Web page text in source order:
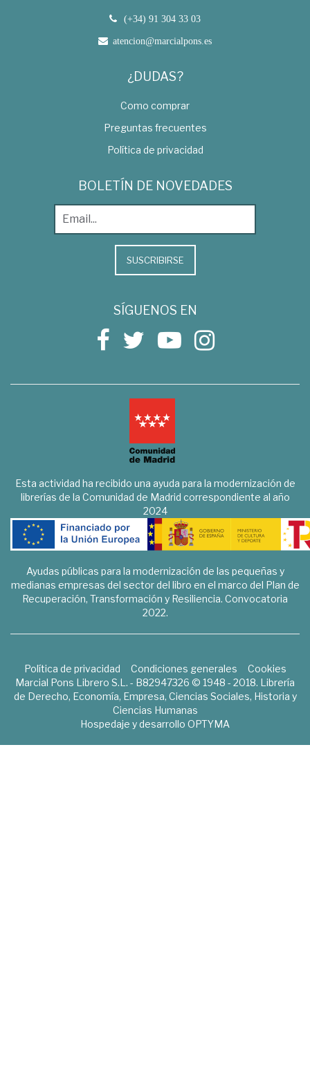
(+34) 91 304 33 03
atencion@marcialpons.es
¿DUDAS?
Como comprar
Preguntas frecuentes
Política de privacidad
BOLETÍN DE NOVEDADES
SUSCRIBIRSE
SÍGUENOS EN
Esta actividad ha recibido una ayuda para la modernización de
librerías de la Comunidad de Madrid correspondiente al año
2024
Ayudas públicas para la modernización de las pequeñas y
medianas empresas del sector del libro en el marco del Plan de
Recuperación, Transformación y Resiliencia. Convocatoria
2022.
Política de privacidad Condiciones generales
Cookies
Marcial Pons Librero S.L. - B82947326 © 1948 - 2018. Librería
de Derecho, Economía, Empresa, Ciencias Sociales, Historia y
Ciencias Humanas
Hospedaje y desarrollo OPTYMA